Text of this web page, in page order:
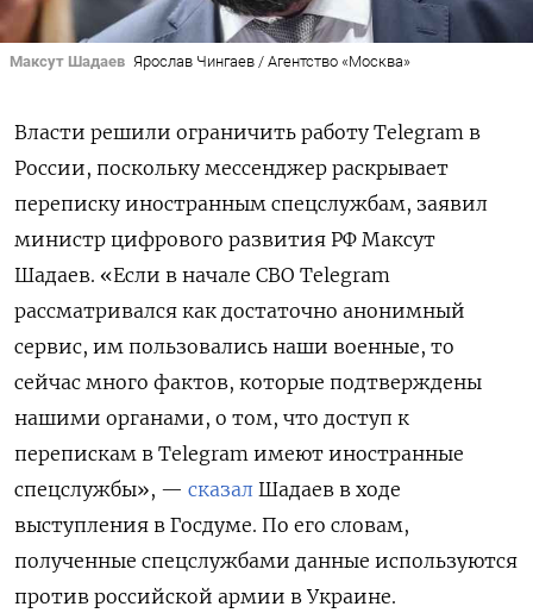
Максут Шадаев Ярослав Чингаев / Агентство «Москва»
Власти решили ограничить работу Telegram в
России, поскольку мессенджер раскрывает
переписку иностранным спецслужбам, заявил
министр цифрового развития РФ Максут
Шадаев. «Если в начале СВО Telegram
рассматривался как достаточно анонимный
сервис, им пользовались наши военные, то
сейчас много фактов, которые подтверждены
нашими органами, о том, что доступ к
перепискам в Telegram имеют иностранные
спецслужбы», — сказал Шадаев в ходе
выступления в Госдуме. По его словам,
полученные спецслужбами данные используются
против российской армии в Украине.